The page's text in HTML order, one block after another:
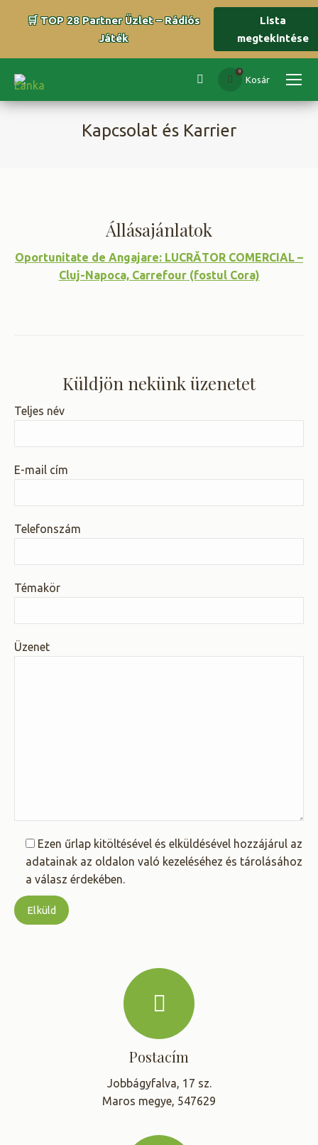
🛒 TOP 28 Partner Üzlet – Rádiós
Játék
Lista
megtekintése
Search: Kosár
0
Kapcsolat és Karrier
Állásajánlatok
Oportunitate de Angajare: LUCRĂTOR COMERCIAL –
Cluj-Napoca, Carrefour(fostul Cora)
Küldjön nekünk üzenetet
Teljes név
E-mail cím
Telefonszám
Témakör
Üzenet
Ezen űrlap kitöltésével és elküldésével hozzájárul az
adatainak az oldalon való kezeléséhez és tárolásához
a válasz érdekében.
Postacím
Jobbágyfalva, 17 sz.
Maros megye, 547629